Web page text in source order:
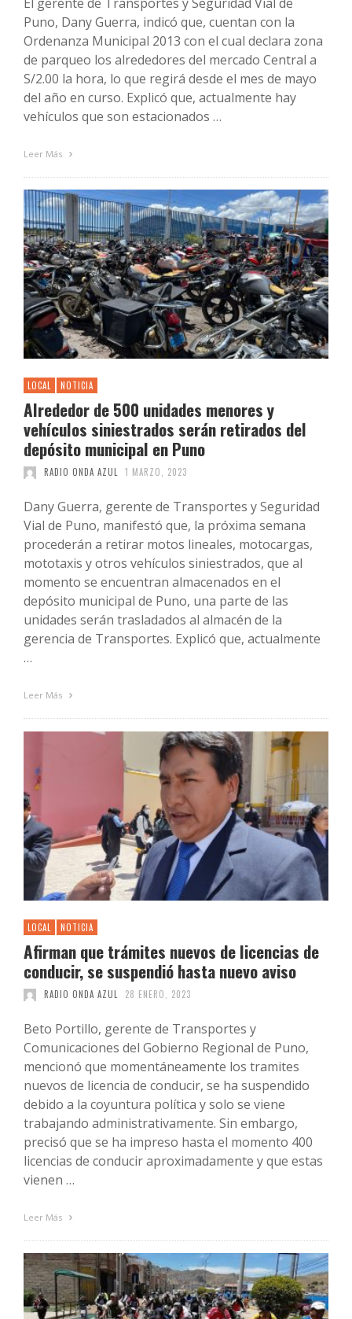
El gerente de Transportes y Seguridad Vial de
Puno, Dany Guerra, indicó que, cuentan con la
Ordenanza Municipal 2013 con el cual declara zona
de parqueo los alrededores del mercado Central a
S/2.00 la hora, lo que regirá desde el mes de mayo
del año en curso. Explicó que, actualmente hay
vehículos que son estacionados …
Leer Más
LOCAL NOTICIA
Alrededor de 500 unidades menores y
vehículos siniestrados serán retirados del
depósito municipal en Puno
RADIO ONDA AZUL 1 MARZO, 2023
Dany Guerra, gerente de Transportes y Seguridad
Vial de Puno, manifestó que, la próxima semana
procederán a retirar motos lineales, motocargas,
mototaxis y otros vehículos siniestrados, que al
momento se encuentran almacenados en el
depósito municipal de Puno, una parte de las
unidades serán trasladados al almacén de la
gerencia de Transportes. Explicó que, actualmente
…
Leer Más
LOCAL NOTICIA
Afirman que trámites nuevos de licencias de
conducir, se suspendió hasta nuevo aviso
RADIO ONDA AZUL 28 ENERO, 2023
Beto Portillo, gerente de Transportes y
Comunicaciones del Gobierno Regional de Puno,
mencionó que momentáneamente los tramites
nuevos de licencia de conducir, se ha suspendido
debido a la coyuntura política y solo se viene
trabajando administrativamente. Sin embargo,
precisó que se ha impreso hasta el momento 400
licencias de conducir aproximadamente y que estas
vienen …
Leer Más